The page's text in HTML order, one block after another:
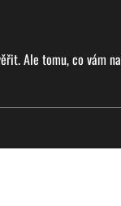
Ale tomu, co vám na